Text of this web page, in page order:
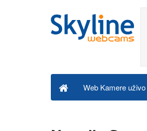
Web Kamere uživo